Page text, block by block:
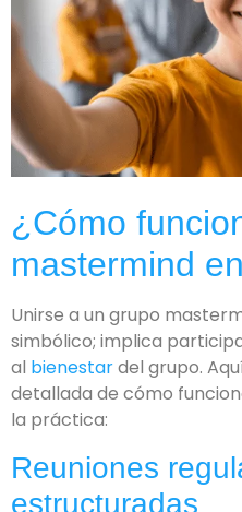
¿Cómo
mastermind
Unirse a un grupo
simbólico; implica
al bienestardel grupo.
detallada de cómo
la práctica:
Reuniones
estructuradas